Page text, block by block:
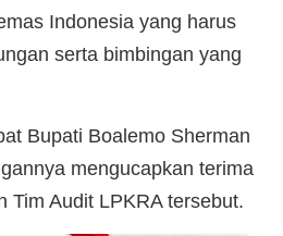
Indonesia yang harus
serta bimbingan yang
Bupati Boalemo Sherman
mengucapkan terima
Tim Audit LPKRA tersebut.